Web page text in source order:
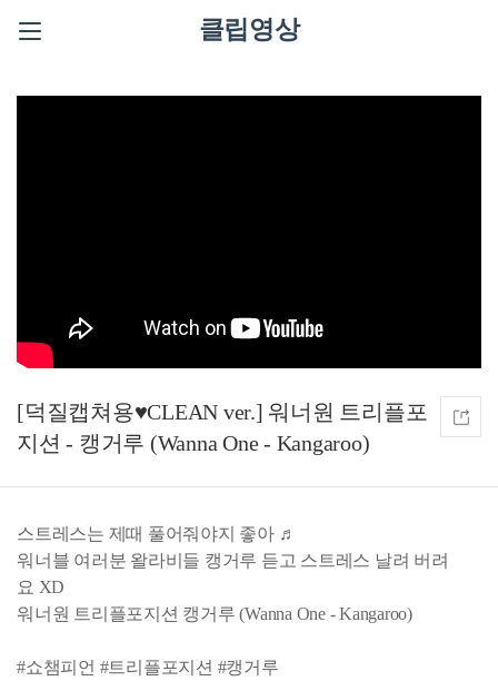
클립영상
[덕질캡쳐용♥CLEAN ver.] 워너원 트리플포
지션 - 캥거루 (Wanna One - Kangaroo)
스트레스는 제때 풀어줘야지 좋아 ♬
워너블 여러분 왈라비들 캥거루 듣고 스트레스 날려 버려
요 XD
워너원 트리플포지션 캥거루 (Wanna One - Kangaroo)
#쇼챔피언 #트리플포지션 #캥거루